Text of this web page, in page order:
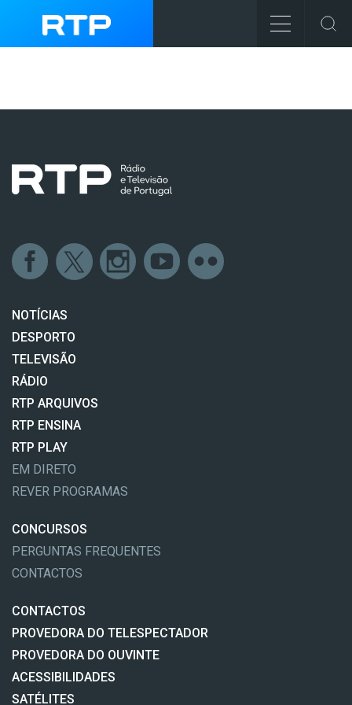
NOTÍCIAS
DESPORTO
TELEVISÃO
RÁDIO
RTP ARQUIVOS
RTP ENSINA
RTP PLAY
EM DIRETO
REVER PROGRAMAS
CONCURSOS
PERGUNTAS FREQUENTES
CONTACTOS
CONTACTOS
PROVEDORA DO TELESPECTADOR
PROVEDORA DO OUVINTE
ACESSIBILIDADES
SATÉLITES